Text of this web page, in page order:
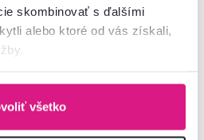
skombinovať s ďalšími
alebo ktoré od vás získali,
všetko